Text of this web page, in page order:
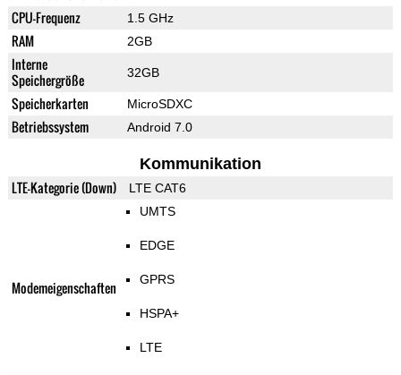
CPU-Frequenz 1.5 GHz
RAM 2GB
Interne
Speichergröße
32GB
Speicherkarten MicroSDXC
Betriebssystem Android 7.0
Kommunikation
LTE-Kategorie (Down) LTE CAT6
Modemeigenschaften
UMTS
EDGE
GPRS
HSPA+
LTE